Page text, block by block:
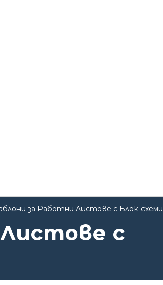
за Работни Листове с Блок-схеми
с